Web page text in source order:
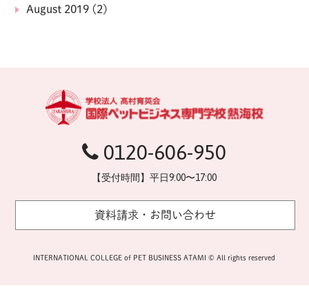
August 2019 (2)
0120-606-950
【受付時間】平日9:00〜17:00
資料請求・お問い合わせ
INTERNATIONAL COLLEGE of PET BUSINESS ATAMI © All rights reserved